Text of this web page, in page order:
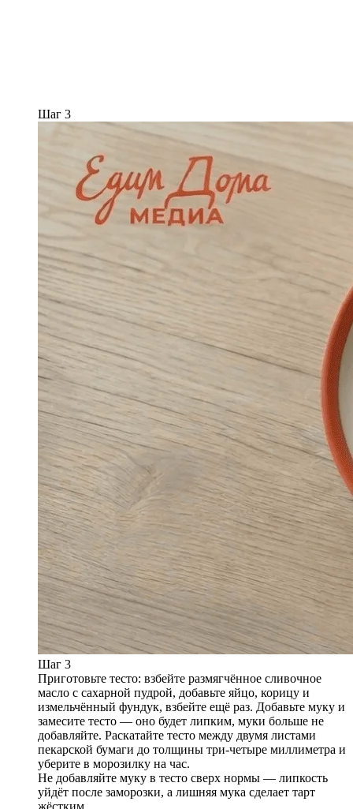
Шаг 3
Шаг 3
Приготовьте тесто: взбейте размягчённое сливочное
масло с сахарной пудрой, добавьте яйцо, корицу и
измельчённый фундук, взбейте ещё раз. Добавьте муку и
замесите тесто — оно будет липким, муки больше не
добавляйте. Раскатайте тесто между двумя листами
пекарской бумаги до толщины три-четыре миллиметра и
уберите в морозилку на час.
Не добавляйте муку в тесто сверх нормы — липкость
уйдёт после заморозки, а лишняя мука сделает тарт